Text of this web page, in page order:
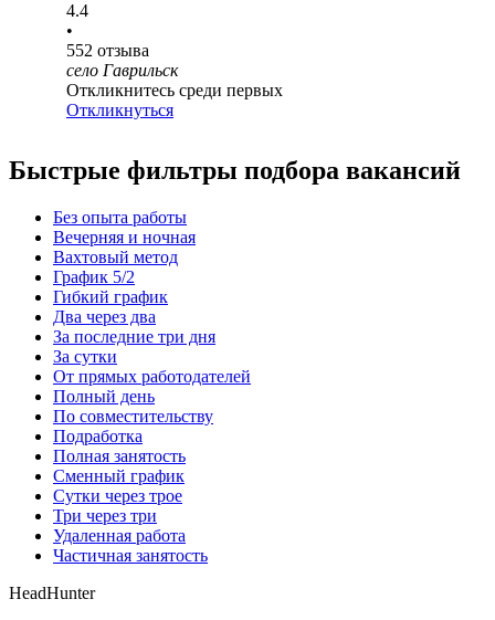
4.4
•
552 отзыва
село Гаврильск
Откликнитесь среди первых
Откликнуться
Быстрые фильтры подбора вакансий
Без опыта работы
Вечерняя и ночная
Вахтовый метод
График 5/2
Гибкий график
Два через два
За последние три дня
За сутки
От прямых работодателей
Полный день
По совместительству
Подработка
Полная занятость
Сменный график
Сутки через трое
Три через три
Удаленная работа
Частичная занятость
HeadHunter